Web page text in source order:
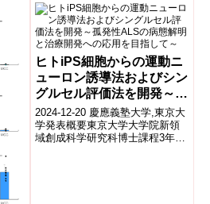
ヒトiPS細胞からの運動ニ
ューロン誘導法およびシン
グルセル評価法を開発～孤
発性ALSの病態解明と治療
開発への応用を目指して～
2024-12-20 慶應義塾大学,東京大
学発表概要東京大学大学院新領
域創成科学研究科博士課程3年の